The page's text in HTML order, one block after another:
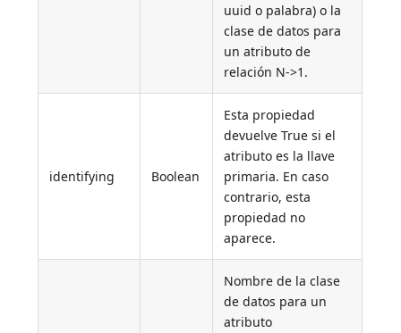
uuid o palabra) o la
clase de datos para
un atributo de
relación N->1.
identifying Boolean
Esta propiedad
devuelve True si el
atributo es la llave
primaria. En caso
contrario, esta
propiedad no
aparece.
Nombre de la clase
de datos para un
atributo